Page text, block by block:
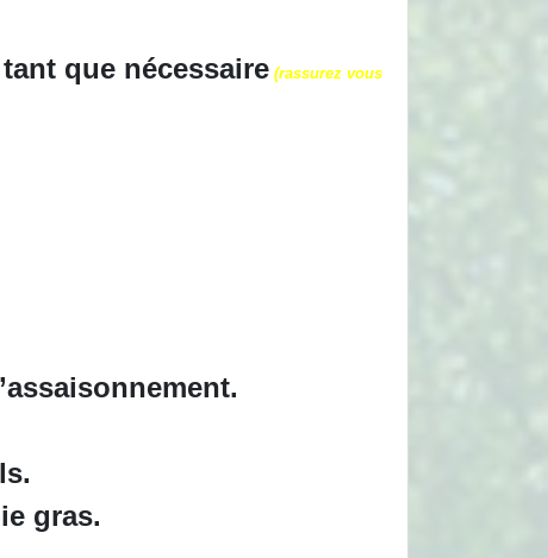
que nécessaire (rassurez vous
gras.